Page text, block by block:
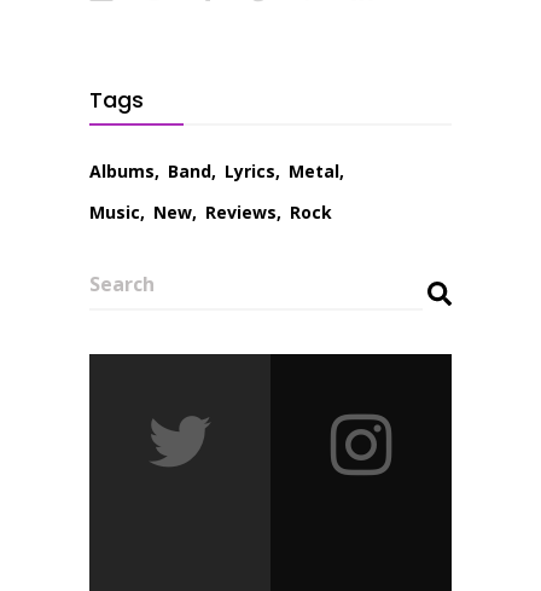
Tags
Albums Band Lyrics
Metal
Music
New Reviews Rock
Search